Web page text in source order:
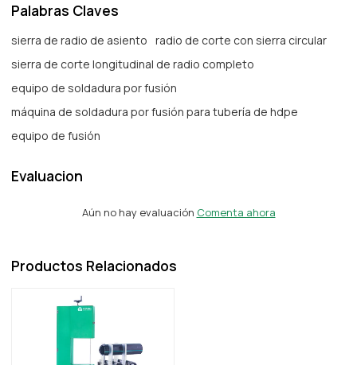
Palabras Claves
sierra de radio de asiento
radio de corte con sierra circular
sierra de corte longitudinal de radio completo
equipo de soldadura por fusión
máquina de soldadura por fusión para tubería de hdpe
equipo de fusión
Evaluacion
Aún no hay evaluación Comenta ahora
Productos Relacionados